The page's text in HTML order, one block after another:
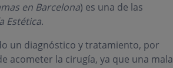
en Barcelona) es una de las
Estética.
un diagnóstico y tratamiento, por
acometer la cirugía, ya que una mala